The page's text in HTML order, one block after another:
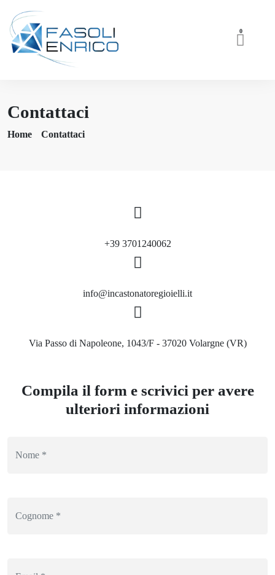
0
Contattaci
Home Contattaci
+39 3701240062
info@incastonatoregioielli.it
Via Passo di Napoleone, 1043/F - 37020 Volargne (VR)
Compila il form e scrivici per avere
ulteriori informazioni